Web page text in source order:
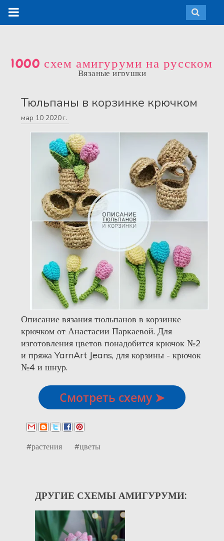
1000 схем амигуруми на русском
Вязаные игрушки
Тюльпаны в корзинке крючком
мар 10 2020 г.
Описание вязания тюльпанов в корзинке
крючком от Анастасии Паркаевой. Для
изготовления цветов понадобится крючок №2
и пряжа YarnArt Jeans, для корзины - крючок
№4 и шнур.
Смотреть схему ➤
#растения #цветы
ДРУГИЕ СХЕМЫ АМИГУРУМИ: